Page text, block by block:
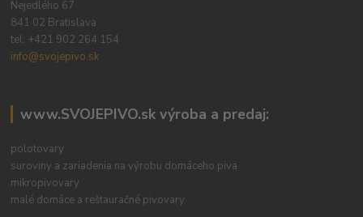
Nejedlého 67
841 02 Bratislava
tel: +421 902 264 154
info@svojepivo.sk
www.SVOJEPIVO.sk výroba a predaj:
polotovary
suroviny a zariadenia na výrobu domáceho piva
mikropivovary
malé domáce a reštauračné pivovary.